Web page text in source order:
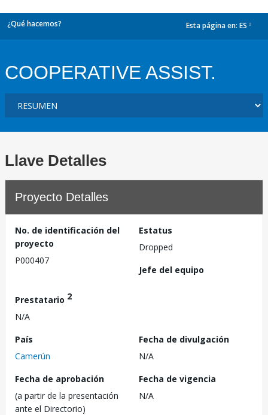
¿Qué hacemos? Esta página en: ES
COOPERATIVE ASSIST.
Llave Detalles
Proyecto Detalles
No. de identificación del
proyecto
P000407
Estatus
Dropped
Jefe del equipo
Prestatario 2
N/A
País
Camerún
Fecha de divulgación
N/A
Fecha de aprobación
(a partir de la presentación
ante el Directorio)
Fecha de vigencia
N/A